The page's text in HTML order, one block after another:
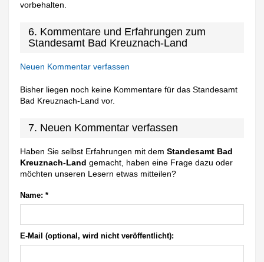
vorbehalten.
6. Kommentare und Erfahrungen zum
Standesamt Bad Kreuznach-Land
Neuen Kommentar verfassen
Bisher liegen noch keine Kommentare für das Standesamt
Bad Kreuznach-Land vor.
7. Neuen Kommentar verfassen
Haben Sie selbst Erfahrungen mit demStandesamt Bad
Kreuznach-Land gemacht, haben eine Frage dazu oder
möchten unseren Lesern etwas mitteilen?
Name: *
E-Mail (optional, wird nicht veröffentlicht):